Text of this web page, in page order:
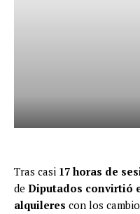
Tras casi 17 horas de
de Diputados convirtió
alquileres con los